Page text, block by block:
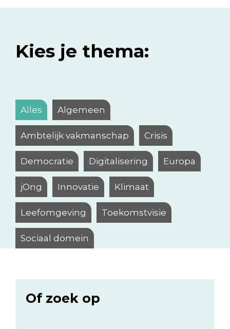
Kies je thema:
Alles Algemeen
Ambtelijk vakmanschap Crisis
Democratie Digitalisering Europa
jOng Innovatie Klimaat
Leefomgeving Toekomstvisie
Sociaal domein
Of zoek op